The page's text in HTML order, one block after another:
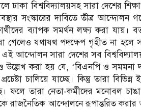
ঢাকা বিশ্ববিদ্যালয়সহ সারা দেশের
সংস্কারের দাবিতে তীব্র
ব্যাপক সমর্থন লক্ষ্য করা যায়।
গেলেও যথাযথ পদক্ষেপ গৃহীত না হলে
আন্দোলন সারা দেশের সব
উল্লেখ করা হয় যে, ‘বিএনপি ও সমমনা
চালিয়ে যাচ্ছে। কিন্তু তারা
ফলে তারা নেতা-কর্মীদের মনোবল
আন্দোলনে রূপান্তরিত করার